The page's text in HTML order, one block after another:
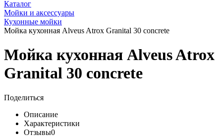
Каталог
Мойки и аксессуары
Кухонные мойки
Мойка кухонная Alveus Atrox Granital 30 concrete
Мойка кухонная Alveus Atrox
Granital 30 concrete
Поделиться
Описание
Характеристики
Отзывы0